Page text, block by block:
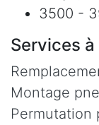
3500 -
Services
Montage
Permutation